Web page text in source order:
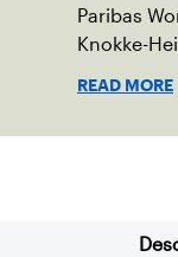
Paribas
Knokke-
READ MORE